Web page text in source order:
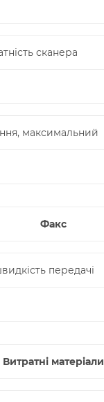
сканера
максимальний
Факс
передачі
Витратні матеріали